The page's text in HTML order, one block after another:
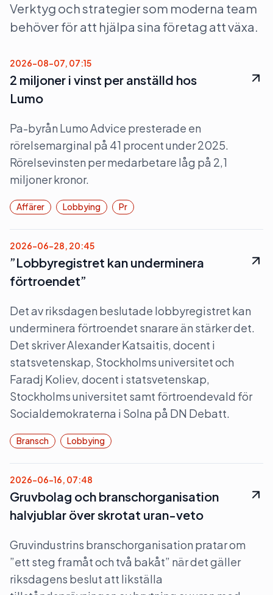
Verktyg och strategier som moderna team
behöver för att hjälpa sina företag att växa.
2026-08-07, 07:15
2 miljoner i vinst per anställd hos
Lumo
Pa-byrån Lumo Advice presterade en
rörelsemarginal på 41 procent under 2025.
Rörelsevinsten per medarbetare låg på 2,1
miljoner kronor.
Affärer Lobbying Pr
2026-06-28, 20:45
”Lobbyregistret kan underminera
förtroendet”
Det av riksdagen beslutade lobbyregistret kan
underminera förtroendet snarare än stärker det.
Det skriver Alexander Katsaitis, docent i
statsvetenskap, Stockholms universitet och
Faradj Koliev, docent i statsvetenskap,
Stockholms universitet samt förtroendevald för
Socialdemokraterna i Solna på DN Debatt.
Bransch Lobbying
2026-06-16, 07:48
Gruvbolag och branschorganisation
halvjublar över skrotat uran-veto
Gruvindustrins branschorganisation pratar om
”ett steg framåt och två bakåt” när det gäller
riksdagens beslut att likställa